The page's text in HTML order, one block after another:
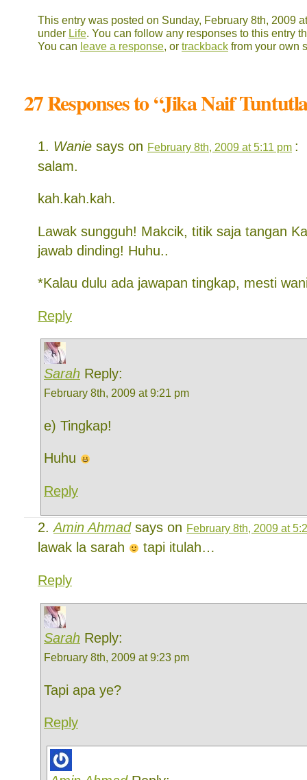
This entry was posted on Sunday, February 8th, 2009
under Life. You can follow any responses to this entry
You can leave a response, or trackback from your own
27 Responses to “Jika Naif
Wanie says on February 8th, 2009 at 5:11 pm :
salam.
kah.kah.kah.
Lawak sungguh! Makcik, titik saja tangan
jawab dinding! Huhu..
*Kalau dulu ada jawapan tingkap, mesti
Reply
Sarah Reply:
February 8th, 2009 at 9:21 pm
e) Tingkap!
Huhu
Reply
Amin Ahmadsays on February 8th, 2009 at
lawak la sarah tapi itulah…
Reply
Sarah Reply:
February 8th, 2009 at 9:23 pm
Tapi apa ye?
Reply